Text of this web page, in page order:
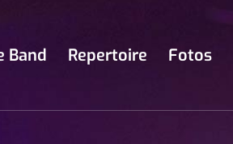
Band Repertoire Fotos